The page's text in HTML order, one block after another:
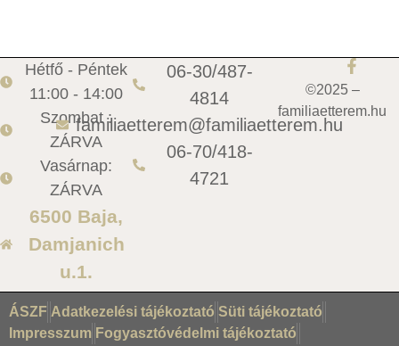
Hétfő - Péntek
11:00 - 14:00
Szombat :
ZÁRVA
Vasárnap:
ZÁRVA
6500 Baja,
Damjanich
u.1.
06-30/487-
4814
familiaetterem@familiaetterem.hu
06-70/418-
4721
©2025 –
familiaetterem.hu
ÁSZF Adatkezelési tájékoztató Süti tájékoztató
Impresszum Fogyasztóvédelmi tájékoztató